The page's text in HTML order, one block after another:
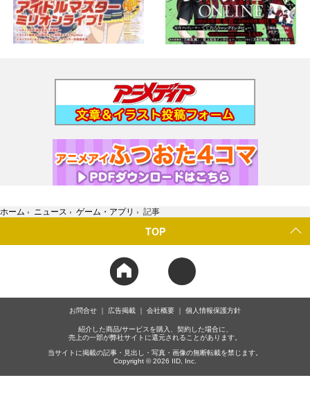
ホーム › ニュース › ゲーム・アプリ › 記事
TOP
お問合せ 広告掲載 会社概要 個人情報保護方針
紹介した商品/サービスを購入、契約した場合に、
売上の一部が弊社サイトに還元されることがあります。
当サイトに掲載の記事・見出し・写真・画像の無断転載を禁じます。
Copyright © 2026 IID, Inc.